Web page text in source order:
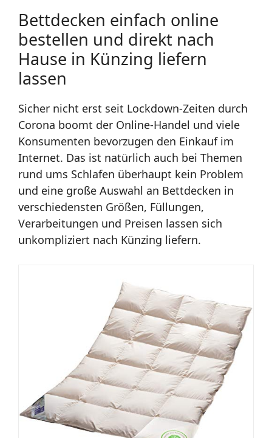
Bettdecken einfach online
bestellen und direkt nach
Hause in Künzing liefern
lassen
Sicher nicht erst seit Lockdown-Zeiten durch
Corona boomt der Online-Handel und viele
Konsumenten bevorzugen den Einkauf im
Internet. Das ist natürlich auch bei Themen
rund ums Schlafen überhaupt kein Problem
und eine große Auswahl an Bettdecken in
verschiedensten Größen, Füllungen,
Verarbeitungen und Preisen lassen sich
unkompliziert nach Künzing liefern.